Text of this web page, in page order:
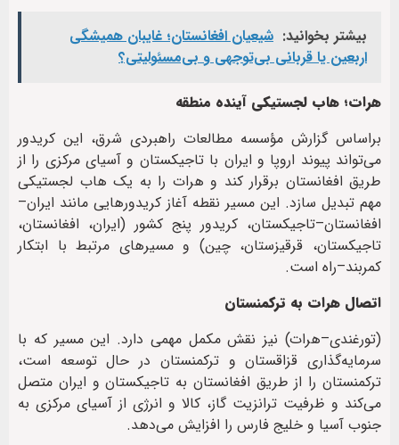
بیشتر بخوانید: شیعیان افغانستان؛ غایبان همیشگی
اربعین یا قربانی بی‌توجهی و بی‌مسئولیتی؟
هرات؛ هاب لجستیکی آینده منطقه
براساس گزارش مؤسسه مطالعات راهبردی شرق، این کریدور
می‌تواند پیوند اروپا و ایران با تاجیکستان و آسیای مرکزی را از
طریق افغانستان برقرار کند و هرات را به یک هاب لجستیکی
مهم تبدیل سازد. این مسیر نقطه آغاز کریدورهایی مانند ایران–
افغانستان–تاجیکستان، کریدور پنج کشور (ایران، افغانستان،
تاجیکستان، قرقیزستان، چین) و مسیرهای مرتبط با ابتکار
کمربند–راه است.
اتصال هرات به ترکمنستان
(تورغندی–هرات) نیز نقش مکمل مهمی دارد. این مسیر که با
سرمایه‌گذاری قزاقستان و ترکمنستان در حال توسعه است،
ترکمنستان را از طریق افغانستان به تاجیکستان و ایران متصل
می‌کند و ظرفیت ترانزیت گاز، کالا و انرژی از آسیای مرکزی به
جنوب آسیا و خلیج فارس را افزایش می‌دهد.